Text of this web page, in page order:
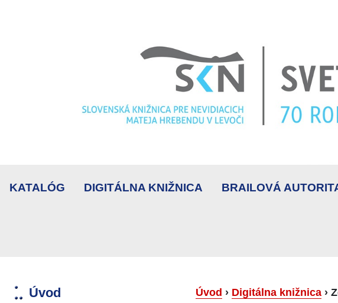
KATALÓG DIGITÁLNA KNIŽNICA BRAILOVÁ
Úvod Úvod › Digitálna knižnica ›